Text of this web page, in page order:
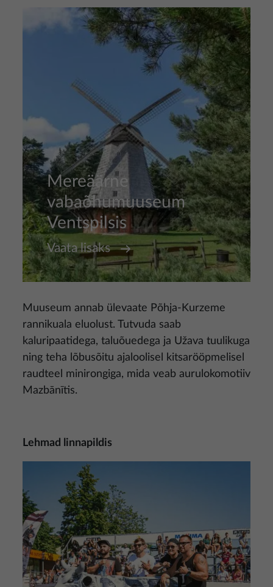
Mereäärne
vabaõhumuuseum
Ventspilsis
Vaata lisaks
Muuseum annab ülevaate Põhja-Kurzeme
rannikuala eluolust. Tutvuda saab
kaluripaatidega, taluõuedega ja Užava tuulikuga
ning teha lõbusõitu ajaloolisel kitsarööpmelisel
raudteel minirongiga, mida veab aurulokomotiiv
Mazbānītis.
Lehmad linnapildis